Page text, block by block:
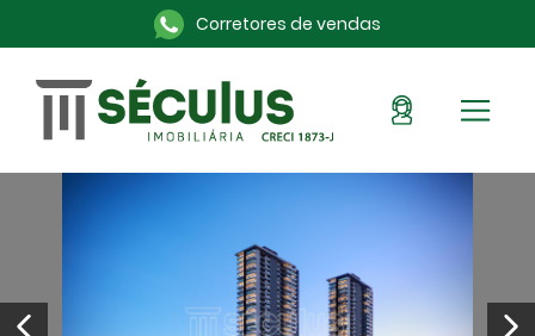
Corretores de vendas
Sou Cliente
Imóveis na planta
Alugue aqui
Blog